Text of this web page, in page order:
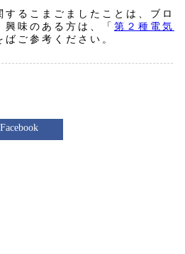
るこまごましたことは、ブロ
興味のある方は、「 第２種電気
ばご参考ください。
Facebook